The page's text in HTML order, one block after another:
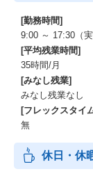
[勤務時間]
9:00 ～ 17:30（
[平均残業時間]
35時間/月
[みなし残業]
みなし残業なし
[フレックスタイ
無
休日・休